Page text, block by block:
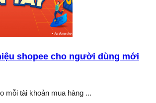
shopee cho người dùng mới
mỗi tài khoản mua hàng ...